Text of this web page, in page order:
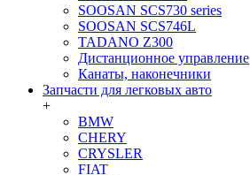
SOOSAN SCS730 series
SOOSAN SCS746L
TADANO Z300
Дистанционное управление
Канаты, наконечники
Запчасти для легковых авто
+
BMW
CHERY
CRYSLER
FIAT